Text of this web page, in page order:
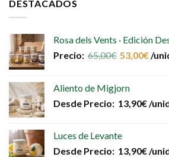
DESTACADOS
Rosa dels Vents · Edición
Precio: 65,00€ 53,00€/
Aliento de Migjorn
Desde Precio: 13,90€/
Luces de Levante
Desde Precio: 13,90€/